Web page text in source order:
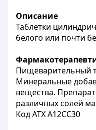
Описание
Таблетки
белого или почти
Пищеварительный
Минеральные
вещества.
различных солей
Код АТХ A12CC30